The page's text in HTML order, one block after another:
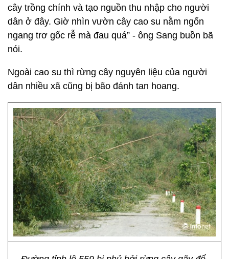
cây trồng chính và tạo nguồn thu nhập cho người
dân ở đây. Giờ nhìn vườn cây cao su nằm ngổn
ngang trơ gốc rễ mà đau quá” - ông Sang buồn bã
nói.
Ngoài cao su thì rừng cây nguyên liệu của người
dân nhiều xã cũng bị bão đánh tan hoang.